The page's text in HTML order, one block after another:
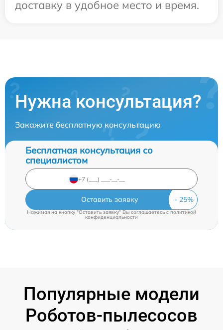
доставку в удобное место и время.
Нужна консультация?
Закажите бесплатную консультацию
Бесплатная консультация со
специалистом
Оставить заявку
Нажимая на кнопку "Оставить заявку" Вы соглашаетесь c политикой
конфиденциальности
Популярные модели
Роботов-пылесосов